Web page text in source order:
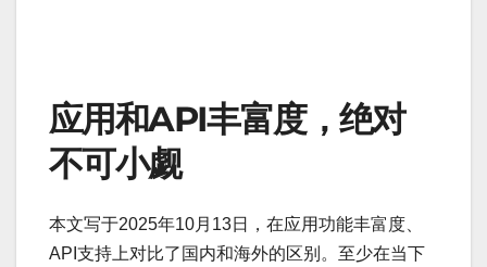
应用和API丰富度，绝对
不可小觑
本文写于2025年10月13日，在应用功能丰富度、
API支持上对比了国内和海外的区别。至少在当下